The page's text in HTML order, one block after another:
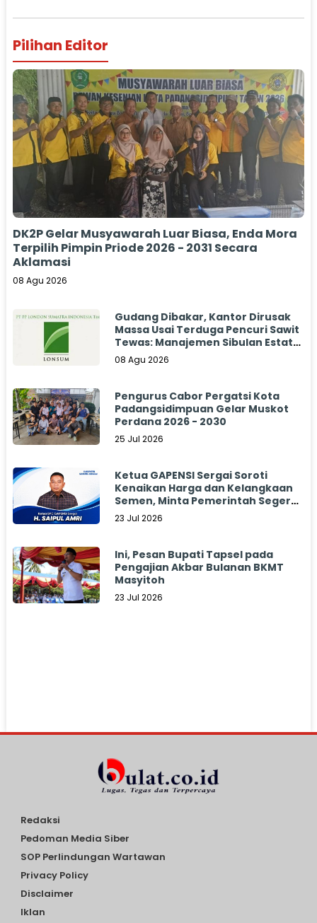
Pilihan Editor
DK2P Gelar Musyawarah Luar Biasa, Enda Mora
Terpilih Pimpin Priode 2026 - 2031 Secara
Aklamasi
08 Agu 2026
Gudang Dibakar, Kantor Dirusak
Massa Usai Terduga Pencuri Sawit
Tewas: Manajemen Sibulan Estate
Bungkam
08 Agu 2026
Pengurus Cabor Pergatsi Kota
Padangsidimpuan Gelar Muskot
Perdana 2026 - 2030
25 Jul 2026
Ketua GAPENSI Sergai Soroti
Kenaikan Harga dan Kelangkaan
Semen, Minta Pemerintah Segera
Bertindak
23 Jul 2026
Ini, Pesan Bupati Tapsel pada
Pengajian Akbar Bulanan BKMT
Masyitoh
23 Jul 2026
Redaksi
Pedoman Media Siber
SOP Perlindungan Wartawan
Privacy Policy
Disclaimer
Iklan